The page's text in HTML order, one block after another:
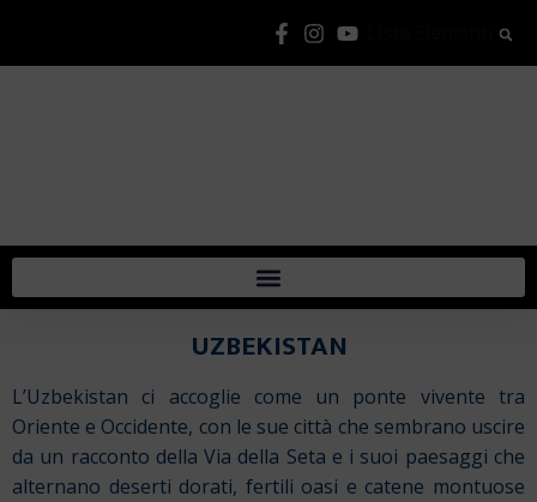
UZBEKISTAN
L’Uzbekistan ci accoglie come un ponte vivente tra
Oriente e Occidente, con le sue città che sembrano uscire
da un racconto della Via della Seta e i suoi paesaggi che
alternano deserti dorati, fertili oasi e catene montuose